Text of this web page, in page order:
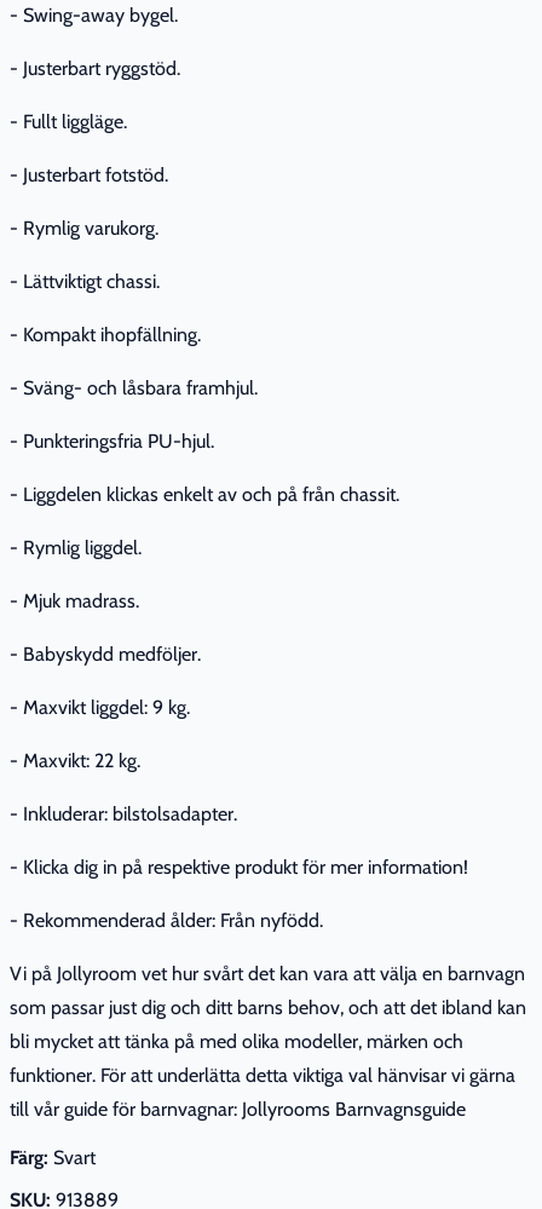
- Swing-away bygel.
- Justerbart ryggstöd.
- Fullt liggläge.
- Justerbart fotstöd.
- Rymlig varukorg.
- Lättviktigt chassi.
- Kompakt ihopfällning.
- Sväng- och låsbara framhjul.
- Punkteringsfria PU-hjul.
- Liggdelen klickas enkelt av och på från chassit.
- Rymlig liggdel.
- Mjuk madrass.
- Babyskydd medföljer.
- Maxvikt liggdel: 9 kg.
- Maxvikt: 22 kg.
- Inkluderar: bilstolsadapter.
- Klicka dig in på respektive produkt för mer information!
- Rekommenderad ålder: Från nyfödd.
Vi på Jollyroom vet hur svårt det kan vara att välja en barnvagn
som passar just dig och ditt barns behov, och att det ibland kan
bli mycket att tänka på med olika modeller, märken och
funktioner. För att underlätta detta viktiga val hänvisar vi gärna
till vår guide för barnvagnar: Jollyrooms Barnvagnsguide
Färg: Svart
SKU: 913889